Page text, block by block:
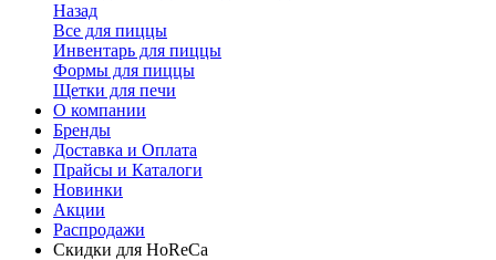
Назад
Все для пиццы
Инвентарь для пиццы
Формы для пиццы
Щетки для печи
О компании
Бренды
Доставка и Оплата
Прайсы и Каталоги
Новинки
Акции
Распродажи
Скидки для HoReCa